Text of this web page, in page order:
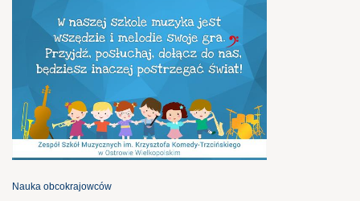
Nauka obcokrajowców